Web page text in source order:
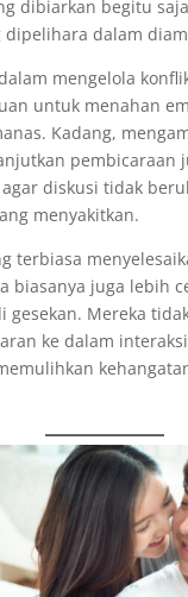
dibiarkan begitu
dipelihara dalam
mengelola
untuk menahan
Kadang,
pembicaraan
diskusi tidak
menyakitkan.
terbiasa
biasanya juga lebih
gesekan. Mereka
ke dalam